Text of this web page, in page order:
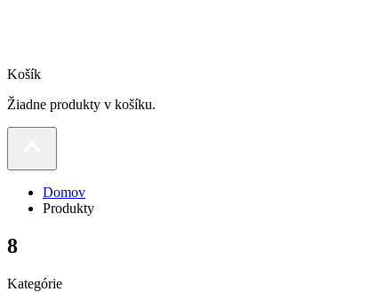
Košík
Žiadne produkty v košíku.
Domov
Produkty
8
Kategórie